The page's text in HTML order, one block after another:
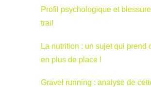
Profil psychologique et
trail
La nutrition : un sujet qui prend
en plus de place !
Gravel running : analyse de